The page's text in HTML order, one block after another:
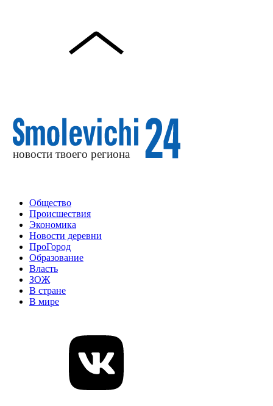
Общество
Происшествия
Экономика
Новости деревни
ПроГород
Образование
Власть
ЗОЖ
В стране
В мире